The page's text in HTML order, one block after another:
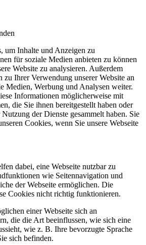
um Inhalte und Anzeigen zu
für soziale Medien anbieten zu können
Website zu analysieren. Außerdem
Ihrer Verwendung unserer Website an
Medien, Werbung und Analysen weiter.
Informationen möglicherweise mit
die Sie ihnen bereitgestellt haben oder
der Dienste gesammelt haben. Sie
Cookies, wenn Sie unsere Webseite
dabei, eine Webseite nutzbar zu
wie Seitennavigation und
der Webseite ermöglichen. Die
Cookies nicht richtig funktionieren.
einer Webseite sich an
die die Art beeinflussen, wie sich eine
wie z. B. Ihre bevorzugte Sprache
sich befinden.